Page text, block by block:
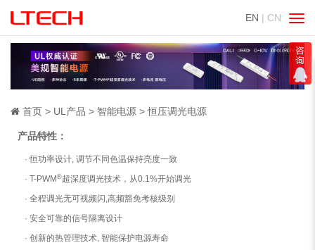
EN | CN
切
换
导
航
首页 UL产品 智能电源 恒压调光电源
产品特性：
· 恒功率设计, 调节不同色温保持亮度一致
· T-PWM ®超深度调光技术，从0.1%开始调光
· 全程调光无可视频闪,高频豁免考核级别
· 安全可靠的信号隔离设计
· 创新的热管理技术, 智能保护电源寿命